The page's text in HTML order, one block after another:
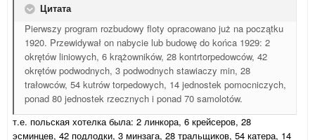
Цитата
Pierwszy program rozbudowy floty opracowano już na początku
1920. Przewidywał on nabycie lub budowę do końca 1929: 2
okrętów liniowych, 6 krążowników, 28 kontrtorpedowców, 42
okrętów podwodnych, 3 podwodnych stawiaczy min, 28
trałowców, 54 kutrów torpedowych, 14 jednostek pomocniczych,
ponad 80 jednostek rzecznych i ponad 70 samolotów.
т.е. польская хотелка была: 2 линкора, 6 крейсеров, 28
эсминцев, 42 подлодки, 3 минзага, 28 тральщиков, 54 катера, 14